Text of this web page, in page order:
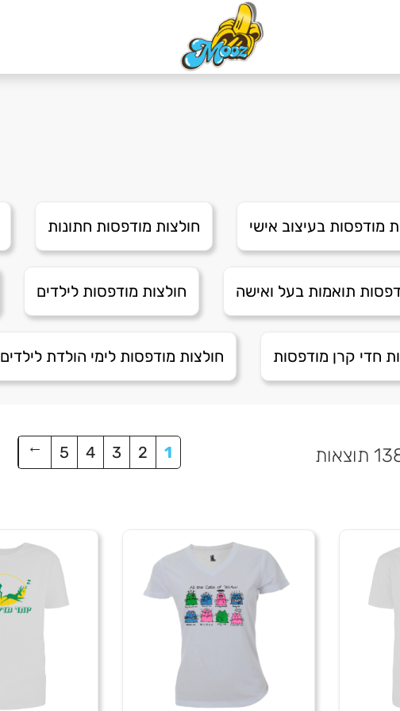
הוספה
לסל
+ כמות
של
אבא
הוספה
לסל
מודפסות בעיצוב אישי חולצות מודפסות חתונות
תואמות בעל ואישה חולצות מודפסות לילדים
חדי קרן מודפסות חולצות מודפסות לימי הולדת לילדים
1
2
3
4
5
→